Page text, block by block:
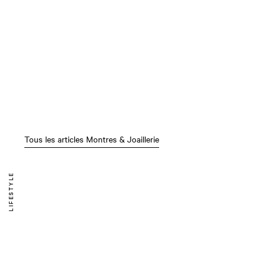
Tous les articles Montres & Joaillerie
LIFESTYLE